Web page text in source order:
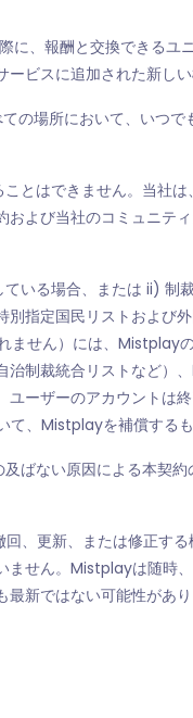
、報酬と交換できるユ
ビスに追加された新し
の場所において、いつ
とはできません。当社
よび当社のコミュニテ
いる場合、または ii) 制
指定国民リストおよび
ません）には、Mistplay
制裁統合リストなど）
ーザーのアカウントは
、Mistplayを補償するも
ばない原因による本契
、更新、または修正す
せん。Mistplayは随時
新ではない可能性があ